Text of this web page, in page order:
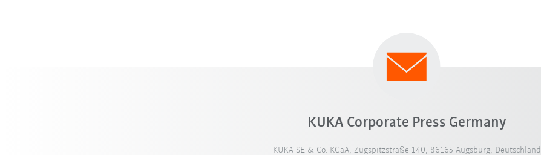
KUKA Corporate Press Germany
KUKA SE & Co. KGaA, Zugspitzstraße 140, 86165 Augsburg, Deutschland